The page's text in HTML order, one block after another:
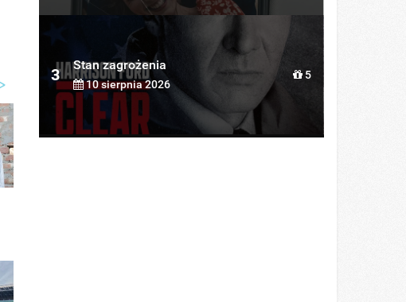
3
Stan zagrożenia
10 sierpnia 2026
5